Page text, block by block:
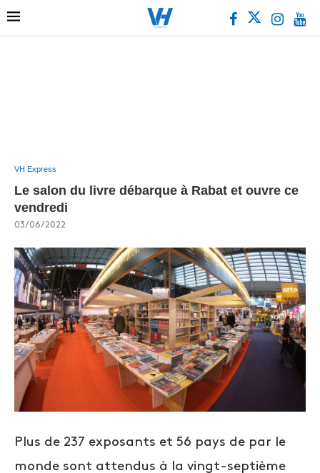
VH Express
Le salon du livre débarque à Rabat et ouvre ce
vendredi
03/06/2022
Plus de 237 exposants et 56 pays de par le
monde sont attendus à la vingt-septième